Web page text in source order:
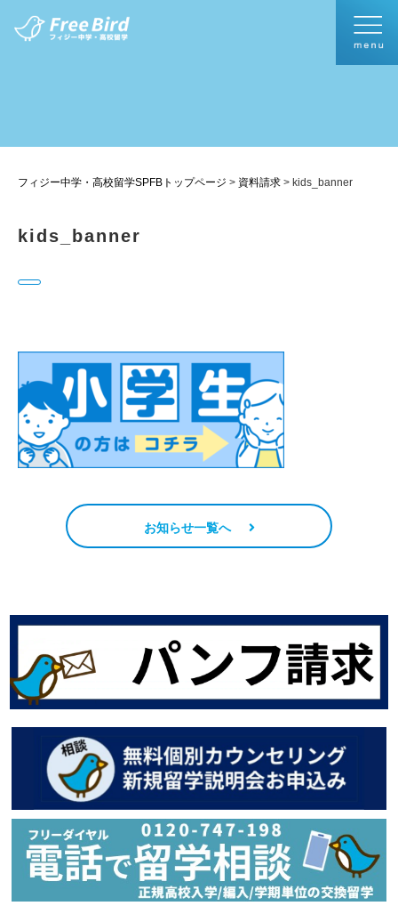
フィジー中学・高校留学SPFBトップページ > 資料請求 > kids_banner
kids_banner
お知らせ一覧へ